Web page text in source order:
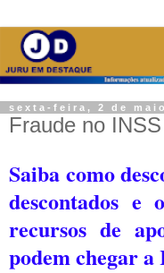
sexta-feira, 2 de
Fraude no INSS
Saiba como
descontados e
recursos de
podem chegar a